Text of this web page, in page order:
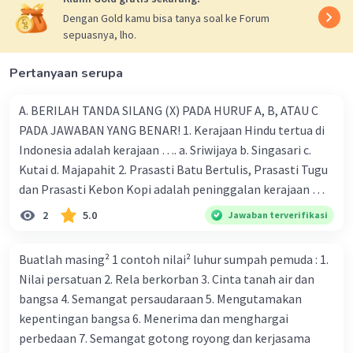
Iklan
Level 58
Contoh peran pemerintah dalam menjaga
keanekaragaman bangsa Indonesia adalah:
B. menjaga toleransi antar warga
Pemerintah memiliki peran penting dalam
memelihara kerukunan dan menghormati
perbedaan di antara warganya, termasuk dalam
antar golongan (SARA). Ini melibatkan berbagai
langkah seperti pendidikan multikultural,
kebijakan inklusif, dan penegakan hukum
terhadap diskriminasi dan intoleransi.
Pilihan lainnya, seperti C dan D, juga dapat
Dengan Gold kamu bisa tanya soal ke Forum
sepuasnya, lho.
Pertanyaan serupa
A. BERILAH TANDA SILANG (X) PADA HURUF A, B, ATAU C
PADA JAWABAN YANG BENAR! 1. Kerajaan Hindu tertua di
Indonesia adalah kerajaan …. a. Sriwijaya b. Singasari c.
Kutai d. Majapahit 2. Prasasti Batu Bertulis, Prasasti Tugu
dan Prasasti Kebon Kopi adalah peninggalan kerajaan ….
a. Majapahit b. Demak c. Tarumanegara d. Gowa-Tallo 3.
Kerajaan Mataram Islam mencapai puncak kejayaan pada
Sultan Ageng Tirtayasa d. Sultan Hasanudin 4. Kerajaan
Islam pertama di Indonesia adalah …. a. Aceh b. Demak c.
Gowa-Tallo d. Samudra Pasai 5. Berikut adalah
peninggalan kerajaan Islam, kecuali … a. Masjid Demak b.
Menara Kudus c. Candi Borobudur d. Pondok Pesantren 6.
2 5.0 Jawaban terverifikasi
Buatlah masing² 1 contoh nilai² luhur sumpah pemuda : 1.
Nilai persatuan 2. Rela berkorban 3. Cinta tanah air dan
bangsa 4. Semangat persaudaraan 5. Mengutamakan
kepentingan bangsa 6. Menerima dan menghargai
perbedaan 7. Semangat gotong royong dan kerjasama